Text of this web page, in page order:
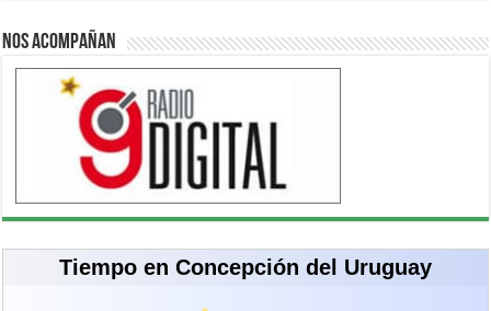
Nos acompañan
Tiempo en Concepción del Uruguay